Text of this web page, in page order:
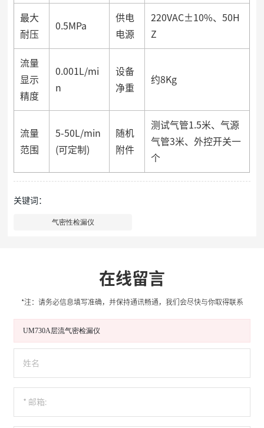
最大
耐压
0.5MPa
供电
电源
220VAC±10%、50H
Z
流量
显示
精度
0.001L/mi
n
设备
净重
约8Kg
流量
范围
5-50L/min
(可定制)
随机
附件
测试气管1.5米、气源
气管3米、外控开关一
个
关键词：
气密性检漏仪
在线留言
*注：请务必信息填写准确，并保持通讯畅通，我们会尽快与你取得联系
UM730A层流气密检漏仪